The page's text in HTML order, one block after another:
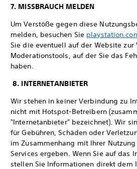
7. MISSBRAUCH MELDEN
Um Verstöße gegen diese
melden, besuchen Sie
Sie die eventuell auf der Website zur
Moderationstools, auf der Sie das
haben.
8. INTERNETANBIETER
Wir stehen in keiner Verbindung zu
nicht mit Hotspot-Betreibern
"Internetanbieter" bezeichnet). Wir
für Gebühren, Schäden oder
im Zusammenhang mit Ihrer
Services ergeben. Wenn Sie auf das
stellen Sie Informationen direkt dem